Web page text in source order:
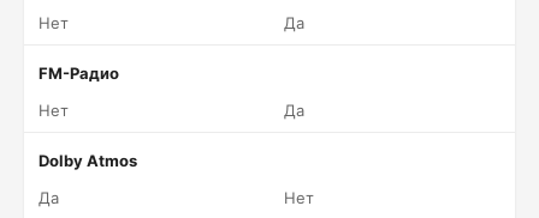
Нет
Да
FM-Радио
Нет
Да
Dolby Atmos
Да
Нет